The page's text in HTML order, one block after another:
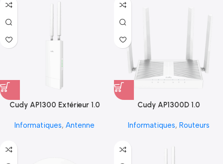
Cudy AP1300 Extérieur 1.0
Informatiques, Antenne
Cudy AP1300D 1.0
Informatiques, Routeurs